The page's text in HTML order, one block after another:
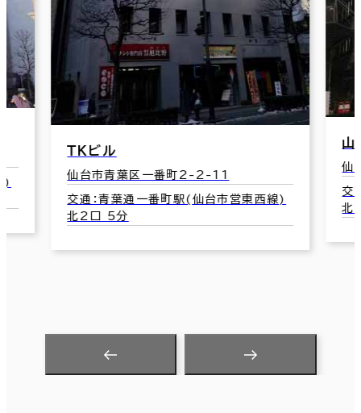
山口ビル
仙台市青葉区一番町1-1-31
交通：青葉通一番町駅(仙台市営東西線)
北2口 4分
仙
交
3